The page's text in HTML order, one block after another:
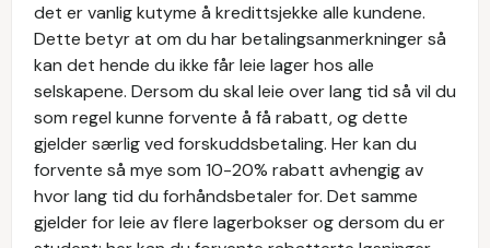
det er vanlig kutyme å kredittsjekke alle kundene.
Dette betyr at om du har betalingsanmerkninger så
kan det hende du ikke får leie lager hos alle
selskapene. Dersom du skal leie over lang tid så vil du
som regel kunne forvente å få rabatt, og dette
gjelder særlig ved forskuddsbetaling. Her kan du
forvente så mye som 10-20% rabatt avhengig av
hvor lang tid du forhåndsbetaler for. Det samme
gjelder for leie av flere lagerbokser og dersom du er